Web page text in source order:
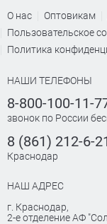
О нас Оптовикам
Пользовательское
Политика
НАШИ ТЕЛЕФОНЫ
8-800-100-11-
звонок по России
8 (861) 212-6-
Краснодар
НАШ АДРЕС
г. Краснодар,
2-е отделение АФ